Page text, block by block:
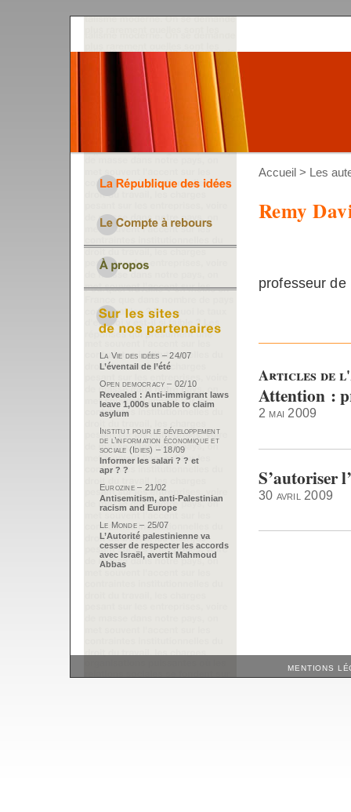
Accueil > Les
Remy
professeur
Articles de
Attention :
2 mai 2009
S’autoriser
30 avril 2009
La Vie des idées – 24/07
L’éventail de l’été
Open democracy – 02/10
Revealed : Anti-immigrant laws
leave 1,000s unable to claim
asylum
Institut pour le développement
de l’information économique et
sociale (Idies) – 18/09
Informer les salari ? ? et
apr ? ?
Eurozine – 21/02
Antisemitism, anti-Palestinian
racism and Europe
Le Monde – 25/07
L’Autorité palestinienne va
cesser de respecter les accords
avec Israël, avertit Mahmoud
Abbas
MENTIONS